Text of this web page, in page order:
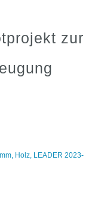
zur
, Holz, LEADER 2023-